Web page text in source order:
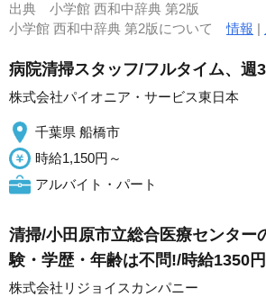
出典 小学館 西和中辞典 第2版
小学館 西和中辞典 第2版について情報 |
病院清掃スタッフ/フルタイム、週
株式会社パイオニア・サービス東日本
千葉県 船橋市
時給1,150円～
アルバイト・パート
清掃/小田原市立総合医療センター
験・学歴・年齢は不問!/時給1350円
株式会社リジョイスカンパニー